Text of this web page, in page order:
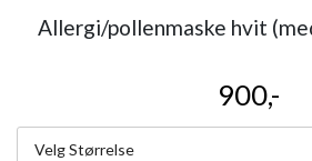
Allergi/pollenmaske hvit
900,-
Velg Størrelse